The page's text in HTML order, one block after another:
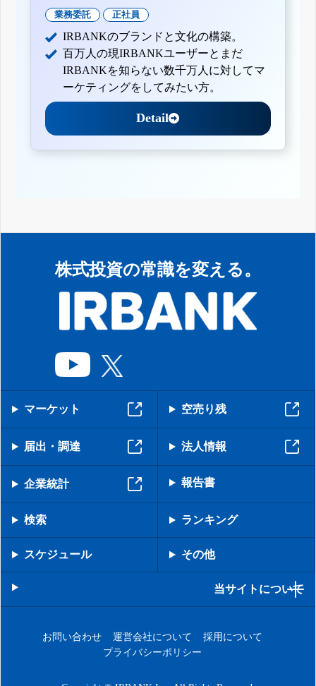
業務委託 正社員
IRBANKのブランドと文化の構築。
百万人の現IRBANKユーザーとまだ
IRBANKを知らない数千万人に対してマ
ーケティングをしてみたい方。
Detail
株式投資の常識を変える。
マーケット 空売り残
届出・調達 法人情報
企業統計 報告書
検索 ランキング
スケジュール その他
当サイトについて
お問い合わせ 運営会社について
採用について
プライバシーポリシー